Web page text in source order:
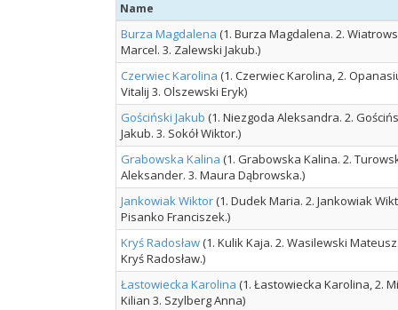
Name
Burza Magdalena (1. Burza Magdalena. 2.
Marcel. 3. Zalewski Jakub.)
Czerwiec Karolina (1. Czerwiec Karolina, 2.
Vitalij 3. Olszewski Eryk)
Gościński Jakub (1. Niezgoda Aleksandra. 2.
Jakub. 3. Sokół Wiktor.)
Grabowska Kalina (1. Grabowska Kalina. 2.
Aleksander. 3. Maura Dąbrowska.)
Jankowiak Wiktor(1. Dudek Maria. 2. Jankowiak
Pisanko Franciszek.)
Kryś Radosław(1. Kulik Kaja. 2. Wasilewski
Kryś Radosław.)
Łastowiecka Karolina (1. Łastowiecka Karolina, 2.
Kilian 3. Szylberg Anna)